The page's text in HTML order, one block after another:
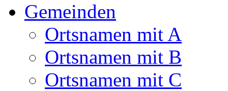
Gemeinden
Ortsnamen mit A
Ortsnamen mit B
Ortsnamen mit C